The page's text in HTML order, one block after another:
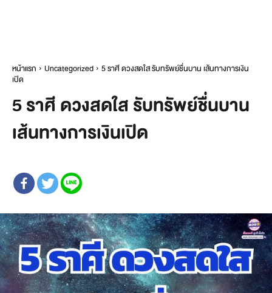
หน้าแรก Uncategorized 5 ราศี ดวงสดใส รับทรัพย์ชื่นบาน เส้นทางการเงิน
เปิด
5 ราศี ดวงสดใส รับทรัพย์ชื่นบาน
เส้นทางการเงินเปิด